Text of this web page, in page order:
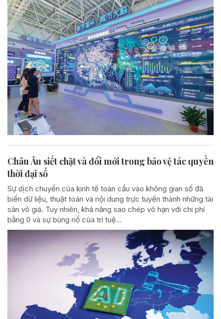
Châu Âu siết chặt và đổi mới trong bảo vệ tác quyền
thời đại số
Sự dịch chuyển của kinh tế toàn cầu vào không gian số đã
biến dữ liệu, thuật toán và nội dung trực tuyến thành những tài
sản vô giá. Tuy nhiên, khả năng sao chép vô hạn với chi phí
bằng 0 và sự bùng nổ của trí tuệ...